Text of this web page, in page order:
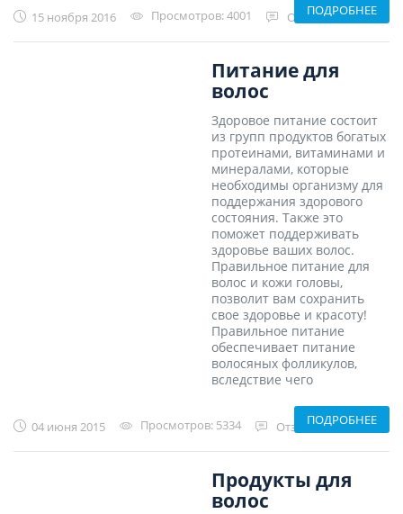
15 ноября 2016 Просмотров:4001 Отзывов:0
ПОДРОБНЕЕ
Питание для
волос
Здоровое питание состоит
из групп продуктов богатых
протеинами, витаминами и
минералами, которые
необходимы организму для
поддержания здорового
состояния. Также это
поможет поддерживать
здоровье ваших волос.
Правильное питание для
волос и кожи головы,
позволит вам сохранить
свое здоровье и красоту!
Правильное питание
обеспечивает питание
волосяных фолликулов,
вследствие чего
04 июня 2015 Просмотров: 5334 Отзывов:0
ПОДРОБНЕЕ
Продукты для
волос